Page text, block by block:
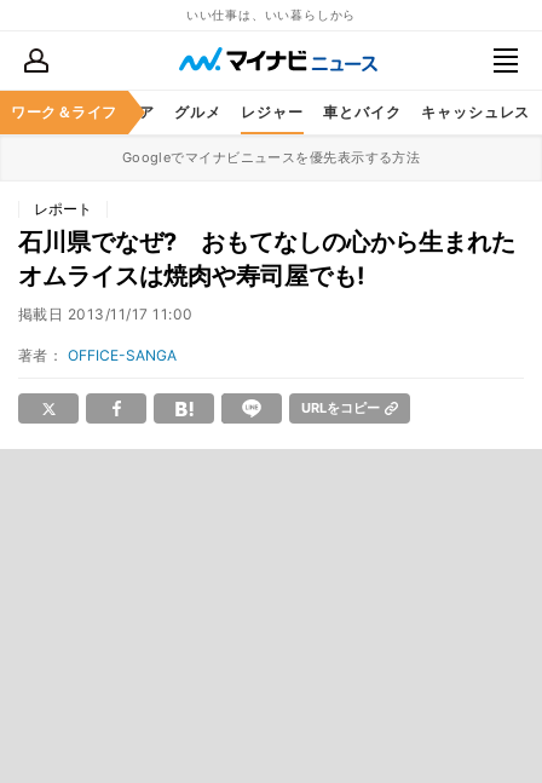
いい仕事は、いい暮らしから
ワーク＆ライフ
暮らし ヘルスケア グルメ レジャー 車とバイク キャッシュレス
Googleでマイナビニュースを優先表示する方法
レポート
石川県でなぜ? おもてなしの心から生まれた
オムライスは焼肉や寿司屋でも!
掲載日 2013/11/17 11:00
著者： OFFICE-SANGA
URLをコピー